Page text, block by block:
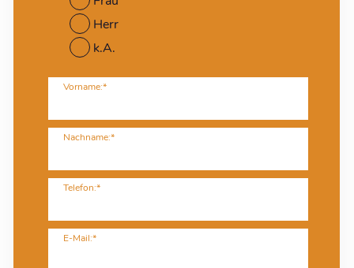
Herr
k.A.
Vorname:*
Nachname:*
Telefon:*
E-Mail:*